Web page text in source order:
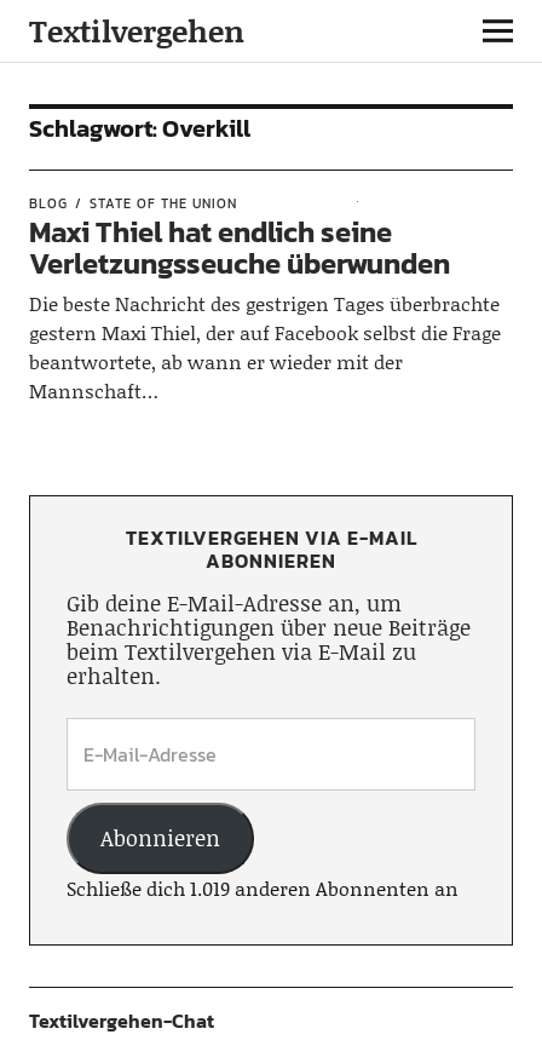
Textilvergehen
Schlagwort:Overkill
BLOG STATE OF THE UNION
Maxi Thiel hat endlich seine
Verletzungsseuche überwunden
Die beste Nachricht des gestrigen Tages überbrachte
gestern Maxi Thiel, der auf Facebook selbst die Frage
beantwortete, ab wann er wieder mit der
Mannschaft…
TEXTILVERGEHEN VIA E-MAIL
ABONNIEREN
Gib deine E-Mail-Adresse an, um
Benachrichtigungen über neue Beiträge
beim Textilvergehen via E-Mail zu
erhalten.
Abonnieren
Schließe dich 1.019 anderen Abonnenten an
Textilvergehen-Chat